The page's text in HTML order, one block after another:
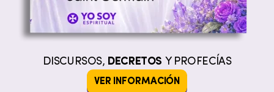
DISCURSOS, DECRETOS Y PROFECÍAS
VER INFORMACIÓN